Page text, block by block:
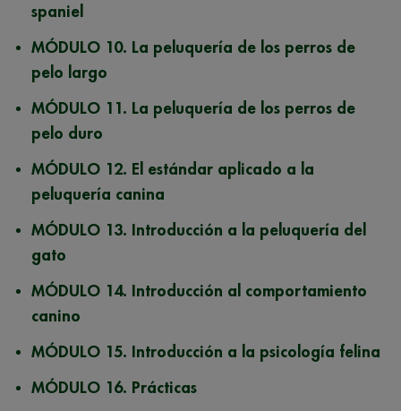
spaniel
MÓDULO 10. La peluquería de los perros de
pelo largo
MÓDULO 11. La peluquería de los perros de
pelo duro
MÓDULO 12. El estándar aplicado a la
peluquería canina
MÓDULO 13.
Introducción a la peluquería del
gato
MÓDULO 14.
Introducción al comportamiento
canino
MÓDULO 15. Introducción a la psicología felina
MÓDULO 16. Prácticas